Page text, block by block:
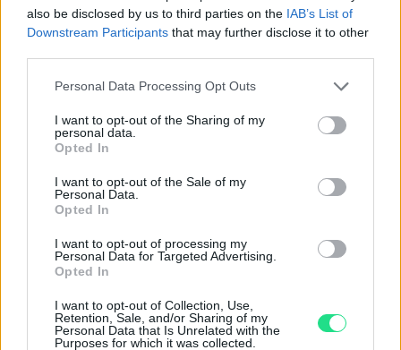
also be disclosed by us to third parties on the IAB’s List of
Downstream Participants that may further disclose it to other
Please note that this website/app uses one or more Google
not limited to your visit or usage behaviour. You may click to
grant or deny consent to Google and its third-party tags to
use your data for below specified purposes in below Google
consent section.
Personal Data Processing Opt Outs
I want to opt-out of the Sharing of my
personal data.
Opted In
I want to opt-out of the Sale of my
Personal Data.
Opted In
I want to opt-out of processing my
Personal Data for Targeted Advertising.
Opted In
I want to opt-out of Collection, Use,
Retention, Sale, and/or Sharing of my
Personal Data that Is Unrelated with the
Purposes for which it was collected.
Reso facile e gratuitoentro 28 giorni.
Spedizione gratuitaper ordini superiori a 150 euro.
Per maggiori dettagli consultate la nostra
Contattaci per richiedere maggiori